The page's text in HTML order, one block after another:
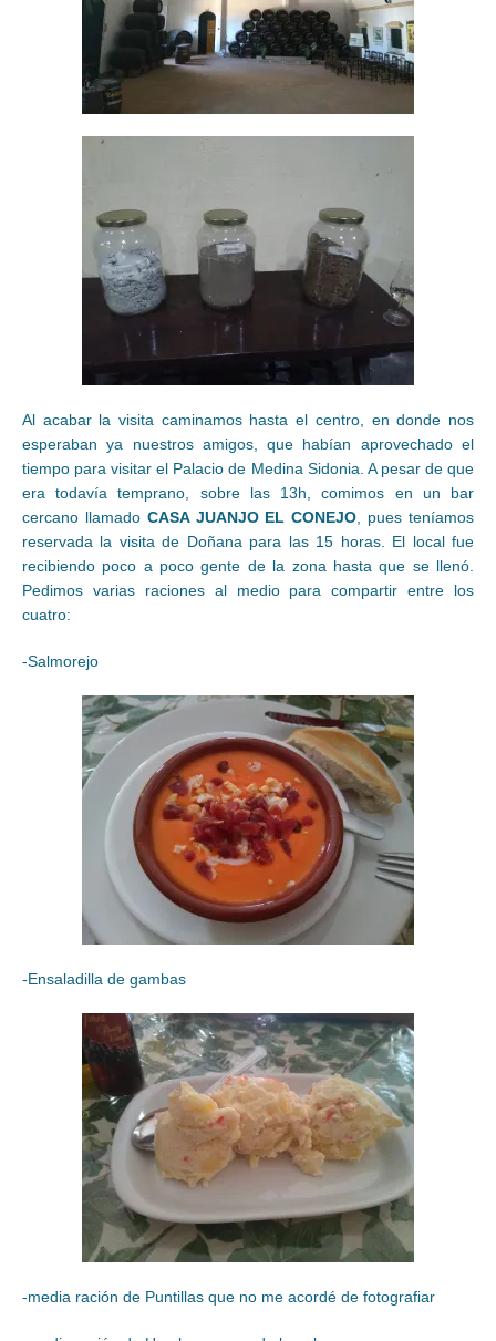
Al acabar la visita caminamos hasta el centro, en donde nos
esperaban ya nuestros amigos, que habían aprovechado el
tiempo para visitar el Palacio de Medina Sidonia. A pesar de que
era todavía temprano, sobre las 13h, comimos en un bar
cercano llamado CASA JUANJO EL CONEJO, pues teníamos
reservada la visita de Doñana para las 15 horas. El local fue
recibiendo poco a poco gente de la zona hasta que se llenó.
Pedimos varias raciones al medio para compartir entre los
cuatro:
-Salmorejo
-Ensaladilla de gambas
-media ración de Puntillas que no me acordé de fotografiar